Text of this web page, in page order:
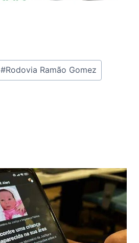
#Rodovia Ramão Gomez